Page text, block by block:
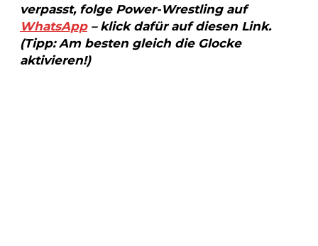
verpasst, folge Power-Wrestling auf
WhatsApp– klick dafür auf diesen Link.
(Tipp: Am besten gleich die Glocke
aktivieren!)